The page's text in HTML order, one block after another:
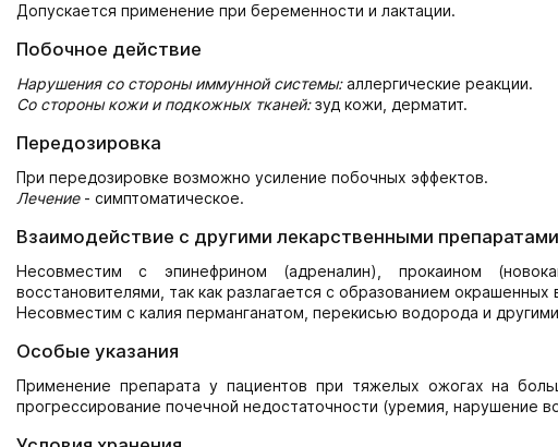
Допускается применение при беременности и лактации.
Побочное действие
Нарушения со стороны иммунной системы:аллергические реакции.
Со стороны кожи и подкожных тканей:зуд кожи, дерматит.
Передозировка
При передозировке возможно усиление побочных эффектов.
Лечение- симптоматическое.
Взаимодействие с другими лекарственными
Несовместим с эпинефрином (адреналин), прокаином
восстановителями, так как разлагается с образованием
Несовместим с калия перманганатом, перекисью водорода и
Особые указания
Применение препарата у пациентов при тяжелых ожогах на
прогрессирование почечной недостаточности (уремия, нарушение